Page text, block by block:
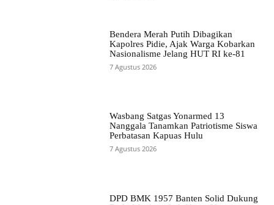
Bendera Merah Putih Dibagikan
Kapolres Pidie, Ajak Warga Kobarkan
Nasionalisme Jelang HUT RI ke-81
7 Agustus 2026
Wasbang Satgas Yonarmed 13
Nanggala Tanamkan Patriotisme Siswa
Perbatasan Kapuas Hulu
7 Agustus 2026
DPD BMK 1957 Banten Solid Dukung